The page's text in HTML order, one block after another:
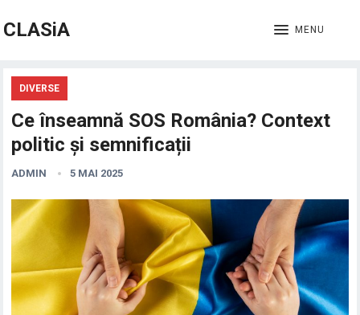
CLASiA MENU
DIVERSE
Ce înseamnă SOS România? Context
politic și semnificații
ADMIN 5 MAI 2025